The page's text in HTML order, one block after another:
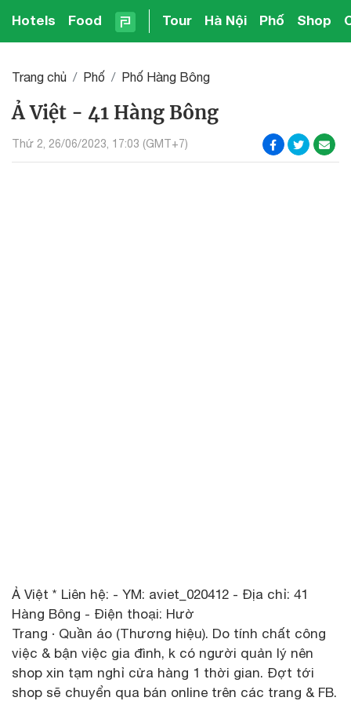
Hotels Food Tour Hà Nội Phố Shop
Trang chủ Phố Phố Hàng Bông
Ả Việt - 41 Hàng Bông
Thứ 2, 26/06/2023, 17:03 (GMT+7)
Ả Việt * Liên hệ: - YM: aviet_020412 - Địa chỉ: 41
Hàng Bông - Điện thoại: Hườ
Trang · Quần áo (Thương hiệu). Do tính chất công
việc & bận việc gia đình, k có người quản lý nên
shop xin tạm nghỉ cửa hàng 1 thời gian. Đợt tới
shop sẽ chuyển qua bán online trên các trang & FB.